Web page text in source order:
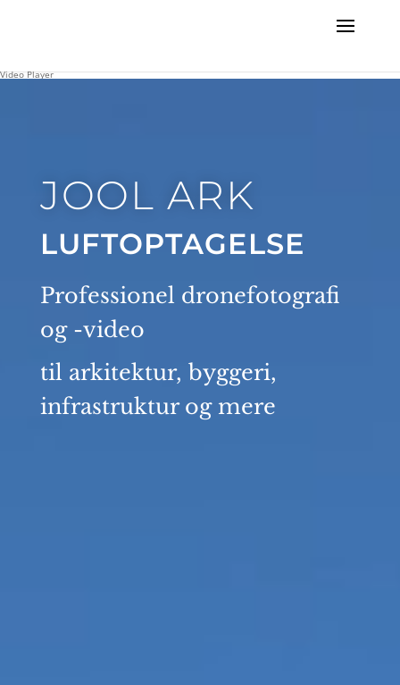
Video Player
JOOL ARK
LUFTOPTAGELSE
Professionel dronefotografi
og -video
til arkitektur, byggeri,
infrastruktur og mere